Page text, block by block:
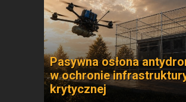
Pasywna osłona
w ochronie
krytycznej